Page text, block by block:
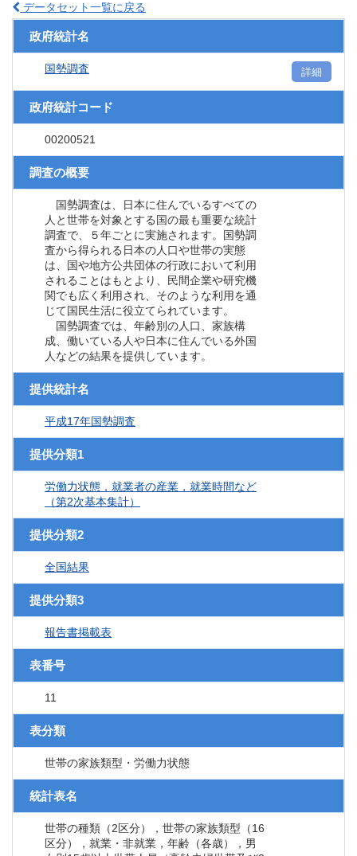
データセット一覧に戻る
政府統計名
国勢調査 詳細
政府統計コード
00200521
調査の概要
国勢調査は、日本に住んでいるすべての
人と世帯を対象とする国の最も重要な統計
調査で、５年ごとに実施されます。国勢調
査から得られる日本の人口や世帯の実態
は、国や地方公共団体の行政において利用
されることはもとより、民間企業や研究機
関でも広く利用され、そのような利用を通
じて国民生活に役立てられています。
国勢調査では、年齢別の人口、家族構
成、働いている人や日本に住んでいる外国
人などの結果を提供しています。
提供統計名
平成17年国勢調査
提供分類1
労働力状態，就業者の産業，就業時間など
（第2次基本集計）
提供分類2
全国結果
提供分類3
報告書掲載表
表番号
11
表分類
世帯の家族類型・労働力状態
統計表名
世帯の種類（2区分），世帯の家族類型（16
区分），就業・非就業，年齢（各歳），男